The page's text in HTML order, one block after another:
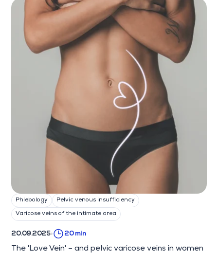
Phlebology Pelvic venous insufficiency
Varicose veins of the intimate area
20.09.2025 20 min
The 'Love Vein' – and pelvic varicose veins in women